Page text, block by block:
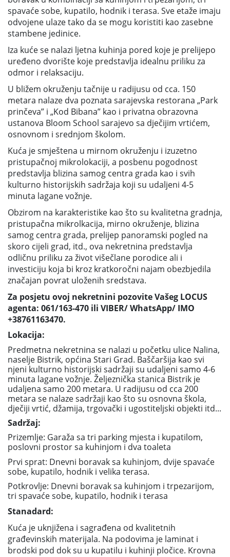
spavaće sobe, kupatilo, hodnik i terasa. Sve etaže imaju
odvojene ulaze tako da se mogu koristiti kao zasebne
stambene jedinice.
Iza kuće se nalazi ljetna kuhinja pored koje je prelijepo
uređeno dvorište koje predstavlja idealnu priliku za
odmor i relaksaciju.
U bližem okruženju tačnije u radijusu od cca. 150
metara nalaze dva poznata sarajevska restorana „Park
prinčeva” i „Kod Bibana” kao i privatna obrazovna
ustanova Bloom School sarajevo sa dječijim vrtićem,
osnovnom i srednjom školom.
Kuća je smještena u mirnom okruženju i izuzetno
pristupačnoj mikrolokaciji, a posbenu pogodnost
predstavlja blizina samog centra grada kao i svih
kulturno historijskih sadržaja koji su udaljeni 4-5
minuta lagane vožnje.
Obzirom na karakteristike kao što su kvalitetna gradnja,
pristupačna mikrolkacija, mirno okruženje, blizina
samog centra grada, prelijep panoramski pogled na
skoro cijeli grad, itd., ova nekretnina predstavlja
odličnu priliku za život višečlane porodice ali i
investiciju koja bi kroz kratkoročni najam obezbjedila
značajan povrat uloženih sredstava.
Za posjetu ovoj nekretnini pozovite Vašeg LOCUS
agenta: 061/163-470 ili VIBER/ WhatsApp/ IMO
+38761163470.
Lokacija:
Predmetna nekretnina se nalazi u početku ulice Nalina,
naselje Bistrik, općina Stari Grad. Baščaršija kao svi
njeni kulturno historijski sadržaji su udaljeni samo 4-6
minuta lagane vožnje. Željeznička stanica Bistrik je
udaljena samo 200 metara. U radijusu od cca 200
metara se nalaze sadržaji kao što su osnovna škola,
dječiji vrtić, džamija, trgovački i ugostiteljski objekti itd...
Sadržaj:
Prizemlje: Garaža sa tri parking mjesta i kupatilom,
poslovni prostor sa kuhinjom i dva toaleta
Prvi sprat: Dnevni boravak sa kuhinjom, dvije spavaće
sobe, kupatilo, hodnik i velika terasa.
Potkrovlje: Dnevni boravak sa kuhinjom i trpezarijom,
tri spavaće sobe, kupatilo, hodnik i terasa
Stanadard:
Kuća je uknjižena i sagrađena od kvalitetnih
građevinskih materijala. Na podovima je laminat i
brodski pod dok su u kupatilu i kuhinji pločice. Krovna